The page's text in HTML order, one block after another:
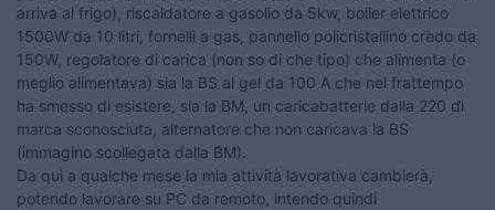
arriva al frigo), riscaldatore a gasolio da 5kw, boiler elettrico
1500W da 10 litri, fornelli a gas, pannello policristallino credo da
150W, regolatore di carica (non so di che tipo) che alimenta (o
meglio alimentava) sia la BS al gel da 100 A che nel frattempo
ha smesso di esistere, sia la BM, un caricabatterie dalla 220 di
marca sconosciuta, alternatore che non caricava la BS
(immagino scollegata dalla BM).
Da qui a qualche mese la mia attività lavorativa cambierà,
potendo lavorare su PC da remoto, intendo quindi